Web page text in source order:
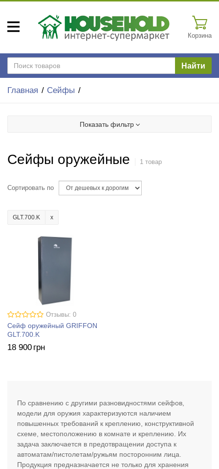
Корзина
Найти
Главная Сейфы
Показать фильтр
Сейфы оружейные 1 товар
Сортировать по
GLT.700.K
Отзывы: 0
Сейф оружейный GRIFFON
GLT.700.K
18 900 грн
По сравнению с другими разновидностями сейфов,
модели для оружия характеризуются наличием
повышенных требований к креплению, конструктивной
схеме, местоположению в комнате и креплению. Их
задача заключается в предотвращении доступа к
автоматам/пистолетам/ружьям посторонним лица.
Продукция предназначается не только для хранения